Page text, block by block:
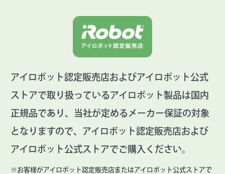
アイロボット認定販売店およびアイロボット公式
ストアで取り扱っているアイロボット製品は国内
正規品であり、当社が定めるメーカー保証の対象
となりますので、アイロボット認定販売店および
アイロボット公式ストアでご購入ください。
※お客様がアイロボット認定販売店またはアイロボット公式ストアで